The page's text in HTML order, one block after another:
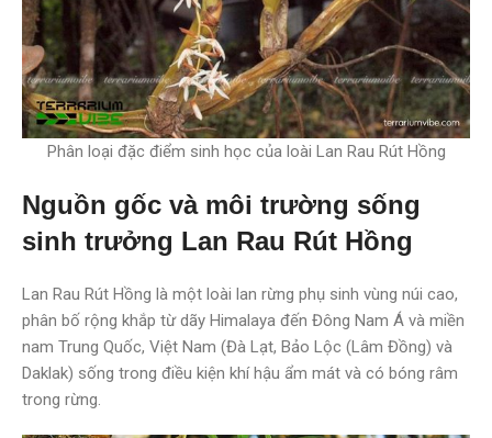
Phân loại đặc điểm sinh học của loài Lan Rau Rút Hồng
Nguồn gốc và môi trường sống
sinh trưởng Lan Rau Rút Hồng
Lan Rau Rút Hồng là một loài lan rừng phụ sinh vùng núi cao,
phân bố rộng khắp từ dãy Himalaya đến Đông Nam Á và miền
nam Trung Quốc, Việt Nam (Đà Lạt, Bảo Lộc (Lâm Đồng) và
Daklak) sống trong điều kiện khí hậu ẩm mát và có bóng râm
trong rừng.